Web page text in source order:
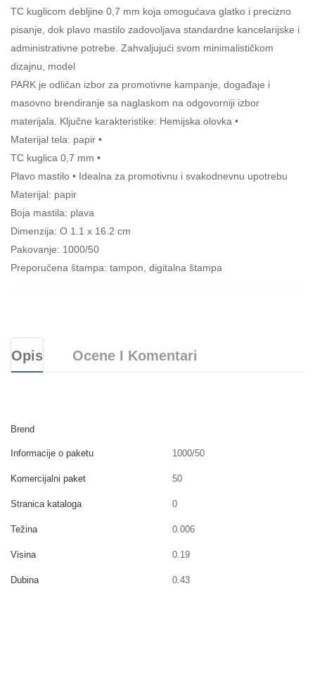
TC kuglicom debljine 0,7 mm koja omogućava glatko i precizno
pisanje, dok plavo mastilo zadovoljava standardne kancelarijske i
administrativne potrebe. Zahvaljujući svom minimalističkom
dizajnu, model
PARK je odličan izbor za promotivne kampanje, događaje i
masovno brendiranje sa naglaskom na odgovorniji izbor
materijala. Ključne karakteristike: Hemijska olovka •
Materijal tela: papir •
TC kuglica 0,7 mm •
Plavo mastilo • Idealna za promotivnu i svakodnevnu upotrebu
Materijal: papir
Boja mastila: plava
Dimenzija: O 1.1 x 16.2 cm
Pakovanje: 1000/50
Preporučena štampa: tampon, digitalna štampa
Opis Ocene I Komentari
Brend
Informacije o paketu 1000/50
Komercijalni paket 50
Stranica kataloga 0
Težina 0.006
Visina 0.19
Dubina 0.43